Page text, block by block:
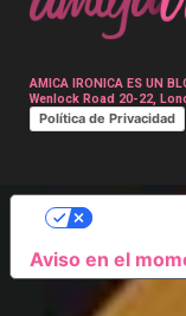
AMICA IRONICA ES UN
Wenlock Road 20-22,
Política de Privacidad
Aviso en el
SUS